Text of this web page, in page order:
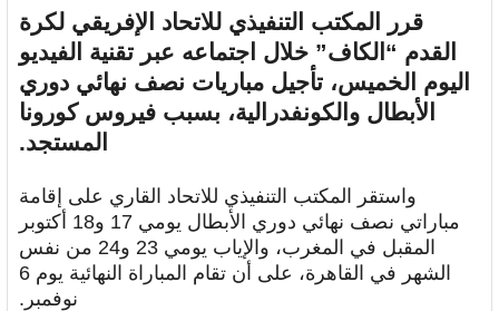
قرر المكتب التنفيذي للاتحاد الإفريقي لكرة
القدم “الكاف” خلال اجتماعه عبر تقنية الفيديو
اليوم الخميس، تأجيل مباريات نصف نهائي دوري
الأبطال والكونفدرالية، بسبب فيروس كورونا
المستجد.
واستقر المكتب التنفيذي للاتحاد القاري على إقامة
مباراتي نصف نهائي دوري الأبطال يومي 17 و18 أكتوبر
المقبل في المغرب، والإياب يومي 23 و24 من نفس
الشهر في القاهرة، على أن تقام المباراة النهائية يوم 6
نوفمبر.